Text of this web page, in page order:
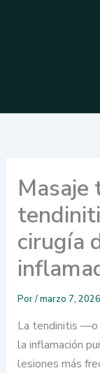
Masaje
cirugía
Por/marzo 7, 2026
La tendinitis —o
la inflamación
lesiones más